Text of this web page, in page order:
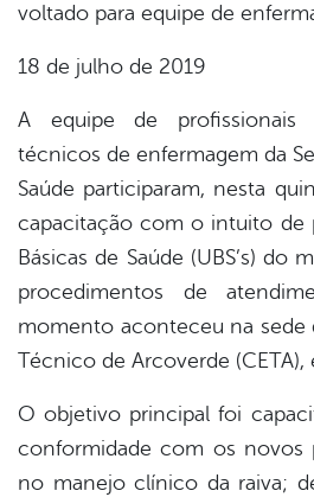
voltado para equipe de
18 de julho de 2019
A equipe de profissionais
técnicos de enfermagem da
Saúde participaram, nesta
capacitação com o intuito de
Básicas de Saúde (UBS’s) do
procedimentos de
momento aconteceu na sede
Técnico de Arcoverde (CETA),
O objetivo principal foi
conformidade com os novos
no manejo clínico da raiva;